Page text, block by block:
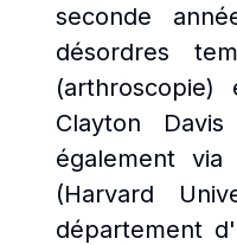
seconde
désordres
Clayton
également
(Harvard
département